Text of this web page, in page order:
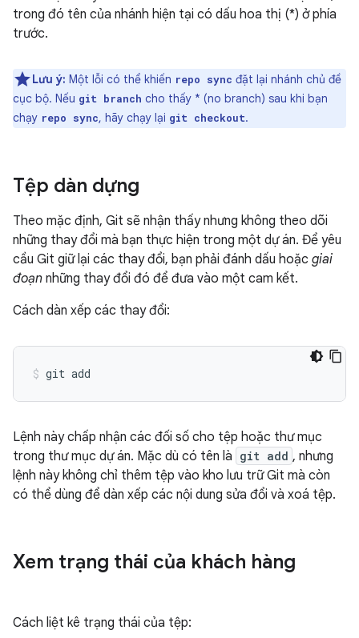
trong đó tên của nhánh hiện tại có dấu hoa thị (*) ở phía
trước.
Lưu ý: Một lỗi có thể khiến repo sync đặt lại nhánh chủ đề
cục bộ. Nếu git branch cho thấy * (no branch) sau khi bạn
chạy repo sync, hãy chạy lại git checkout.
Tệp dàn dựng
Theo mặc định, Git sẽ nhận thấy nhưng không theo dõi
những thay đổi mà bạn thực hiện trong một dự án. Để yêu
cầu Git giữ lại các thay đổi, bạn phải đánh dấu hoặc giai
đoạn những thay đổi đó để đưa vào một cam kết.
Cách dàn xếp các thay đổi:
Lệnh này chấp nhận các đối số cho tệp hoặc thư mục
trong thư mục dự án. Mặc dù có tên là git add , nhưng
lệnh này không chỉ thêm tệp vào kho lưu trữ Git mà còn
có thể dùng để dàn xếp các nội dung sửa đổi và xoá tệp.
Xem trạng thái của khách hàng
Cách liệt kê trạng thái của tệp: